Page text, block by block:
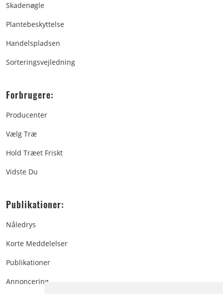
Skadenøgle
Plantebeskyttelse
Handelspladsen
Sorteringsvejledning
Forbrugere:
Producenter
Vælg Træ
Hold Træet Friskt
Vidste Du
Publikationer:
Nåledrys
Korte Meddelelser
Publikationer
Annoncering